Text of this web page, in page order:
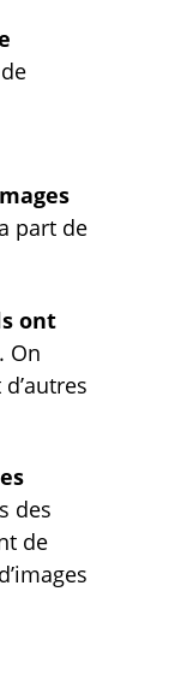
part de
ont
. On
des
de